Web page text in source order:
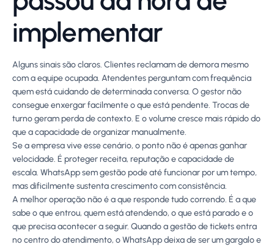
implementar
Alguns sinais são claros. Clientes reclamam de demora mesmo
com a equipe ocupada. Atendentes perguntam com frequência
quem está cuidando de determinada conversa. O gestor não
consegue enxergar facilmente o que está pendente. Trocas de
turno geram perda de contexto. E o volume cresce mais rápido do
que a capacidade de organizar manualmente.
Se a empresa vive esse cenário, o ponto não é apenas ganhar
velocidade. É proteger receita, reputação e capacidade de
escala. WhatsApp sem gestão pode até funcionar por um tempo,
mas dificilmente sustenta crescimento com consistência.
A melhor operação não é a que responde tudo correndo. É a que
sabe o que entrou, quem está atendendo, o que está parado e o
que precisa acontecer a seguir. Quando a gestão de tickets entra
no centro do atendimento, o WhatsApp deixa de ser um gargalo e